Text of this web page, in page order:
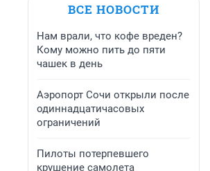
ВСЕ НОВОСТИ
Нам врали, что кофе вреден?
Кому можно пить до пяти
чашек в день
Аэропорт Сочи открыли после
одиннадцатичасовых
ограничений
Пилоты потерпевшего
крушение самолета